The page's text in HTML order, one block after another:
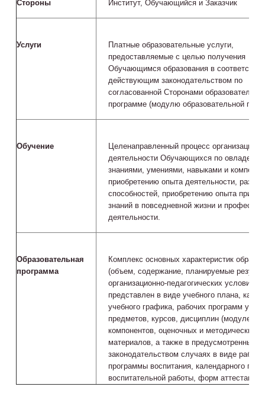
Стороны Институт, Обучающийся и Заказчик
Услуги
Платные образовательные услуги,
предоставляемые с целью получения
Обучающимся образования в
действующим законодательством по
согласованной Сторонами
программе (модулю образовательной
Обучение
Целенаправленный процесс организации
деятельности Обучающихся по овладению
знаниями, умениями, навыками и
приобретению опыта деятельности,
способностей, приобретению опыта
знаний в повседневной жизни и
деятельности.
Образовательная
программа
Комплекс основных характеристик
(объем, содержание, планируемые
организационно-педагогических условий,
представлен в виде учебного плана,
учебного графика, рабочих программ
предметов, курсов, дисциплин (модулей),
компонентов, оценочных и методических
материалов, а также в предусмотренных
законодательством случаях в виде
программы воспитания, календарного
воспитательной работы, форм аттестации